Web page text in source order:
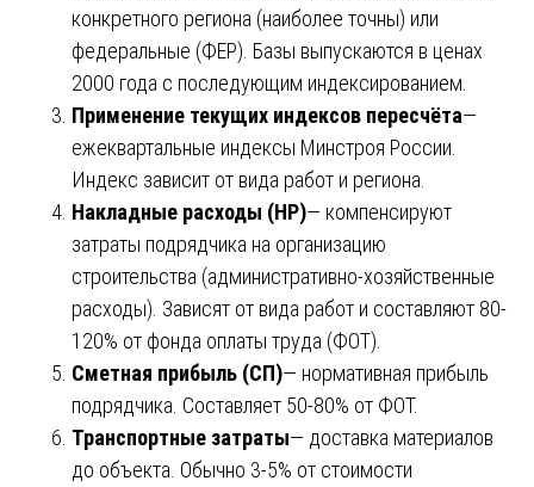
конкретного региона (наиболее точны) или
федеральные (ФЕР). Базы выпускаются в ценах
2000 года с последующим индексированием.
Применение текущих индексов пересчёта—
ежеквартальные индексы Минстроя России.
Индекс зависит от вида работ и региона.
Накладные расходы (НР)— компенсируют
затраты подрядчика на организацию
строительства (административно-хозяйственные
расходы). Зависят от вида работ и составляют 80-
120% от фонда оплаты труда (ФОТ).
Сметная прибыль (СП)— нормативная прибыль
подрядчика. Составляет 50-80% от ФОТ.
Транспортные затраты— доставка материалов
до объекта. Обычно 3-5% от стоимости